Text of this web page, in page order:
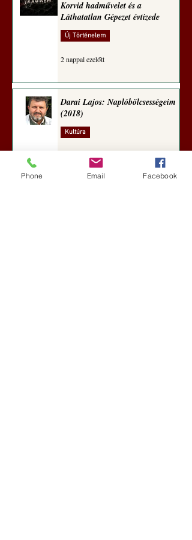
Korvid hadművelet és a
Láthatatlan Gépezet évtizede
Új Történelem
2 nappal ezelőtt
Darai Lajos: Naplóbölcsességeim
(2018)
Kultúra
5 nappal ezelőtt
Phone Email Facebook